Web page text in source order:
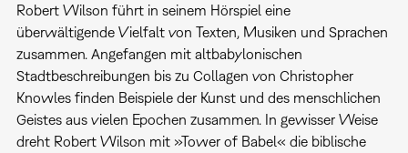
Robert Wilson führt in seinem Hörspiel eine
überwältigende Vielfalt von Texten, Musiken und Sprachen
zusammen. Angefangen mit altbabylonischen
Stadtbeschreibungen bis zu Collagen von Christopher
Knowles finden Beispiele der Kunst und des menschlichen
Geistes aus vielen Epochen zusammen. In gewisser Weise
dreht Robert Wilson mit »Tower of Babel« die biblische